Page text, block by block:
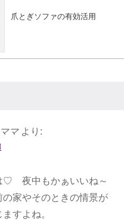
爪とぎソファの有効活用
マ より:
♡ 夜中もかぁいいね～
家やそのときの情景が
すよね。